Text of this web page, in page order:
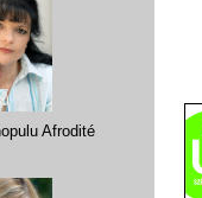
Afrodité